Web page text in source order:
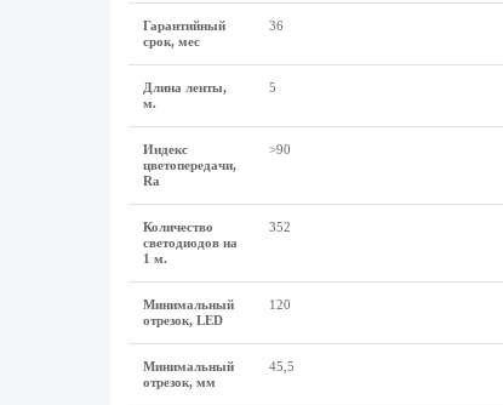
Гарантийный
срок, мес
36
Длина ленты,
м.
5
Индекс
цветопередачи,
Ra
>90
Количество
светодиодов на
1 м.
352
Минимальный
отрезок, LED
120
Минимальный
отрезок, мм
45,5